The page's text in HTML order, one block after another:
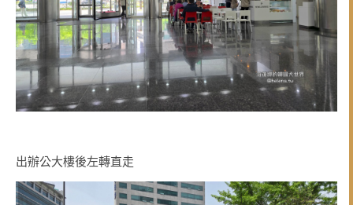
出辦公大樓後左轉直走